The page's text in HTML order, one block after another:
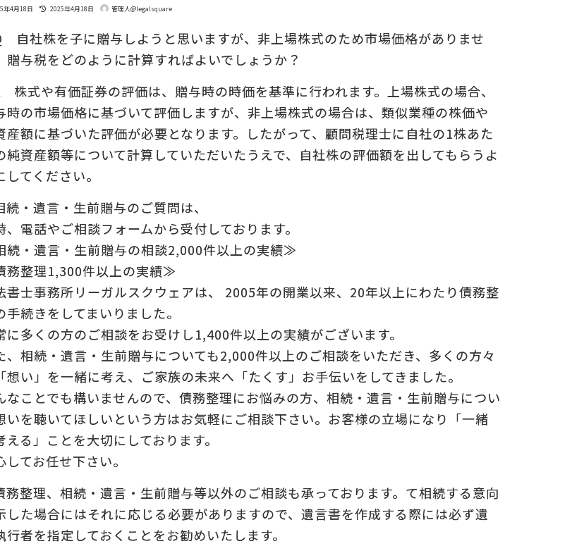
についての
の
年4月18日
最
新
日
時
:
2025年4月18日 管理人@legalsquare
自社株を子に贈与しようと思いますが、非上場株式のため市場価格がありませ
贈与税をどのように計算すればよいでしょうか？
株式や有価証券の評価は、贈与時の時価を基準に行われます。上場株式の場合、
時の市場価格に基づいて評価しますが、非上場株式の場合は、類似業種の株価や
産額に基づいた評価が必要となります。したがって、顧問税理士に自社の1株あた
純資産額等について計算していただいたうえで、自社株の評価額を出してもらうよ
してください。
続・遺言・生前贈与のご質問は、
、電話やご相談フォームから受付しております。
・遺言・生前贈与の相談2,000件以上の実績≫
整理1,300件以上の実績≫
書士事務所リーガルスクウェアは、 2005年の開業以来、20年以上にわたり債務整
手続きをしてまいりました。
に多くの方のご相談をお受けし1,400件以上の実績がございます。
、相続・遺言・生前贈与についても2,000件以上のご相談をいただき、多くの方々
想い」を一緒に考え、ご家族の未来へ「たくす」お手伝いをしてきました。
なことでも構いませんので、債務整理にお悩みの方、相続・遺言・生前贈与につい
いを聴いてほしいという方はお気軽にご相談下さい。お客様の立場になり「一緒
える」ことを大切にしております。
してお任せ下さい。
務整理、相続・遺言・生前贈与等以外のご相談も承っております。て相続する意向
した場合にはそれに応じる必要がありますので、遺言書を作成する際には必ず遺
行者を指定しておくことをお勧めいたします。